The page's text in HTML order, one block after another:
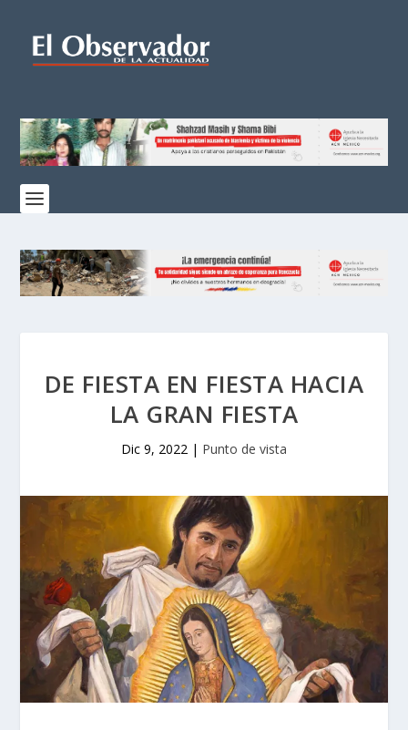
DE FIESTA EN FIESTA HACIA
LA GRAN FIESTA
Dic 9, 2022 | Punto de vista